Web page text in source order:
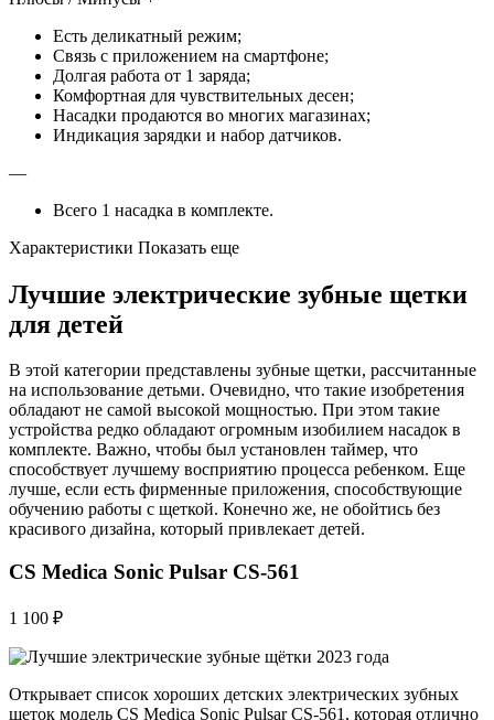
Есть деликатный режим;
Связь с приложением на смартфоне;
Долгая работа от 1 заряда;
Комфортная для чувствительных десен;
Насадки продаются во многих магазинах;
Индикация зарядки и набор датчиков.
—
Всего 1 насадка в комплекте.
Характеристики Показать еще
Лучшие электрические зубные щетки
для детей
В этой категории представлены зубные щетки, рассчитанные
на использование детьми. Очевидно, что такие изобретения
обладают не самой высокой мощностью. При этом такие
устройства редко обладают огромным изобилием насадок в
комплекте. Важно, чтобы был установлен таймер, что
способствует лучшему восприятию процесса ребенком. Еще
лучше, если есть фирменные приложения, способствующие
обучению работы с щеткой. Конечно же, не обойтись без
красивого дизайна, который привлекает детей.
CS Medica Sonic Pulsar CS-561
1 100 ₽
Открывает список хороших детских электрических зубных
щеток модель CS Medica Sonic Pulsar CS-561, которая отлично